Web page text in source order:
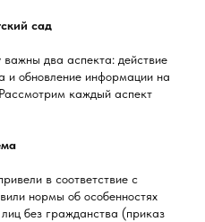
сад
два аспекта: действие
и обновление информации на
каждый аспект
в соответствие с
нормы об особенностях
без гражданства (приказ